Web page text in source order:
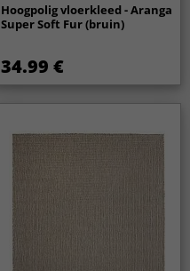
Hoogpolig vloerkleed - Aranga
Super Soft Fur (bruin)
34.99 €